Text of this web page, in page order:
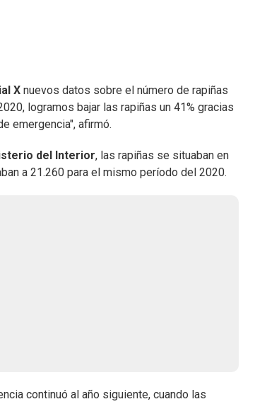
X nuevos datos sobre el número de rapiñas
logramos bajar las rapiñas un 41% gracias
emergencia", afirmó.
del Interior, las rapiñas se situaban en
a 21.260 para el mismo período del 2020.
continuó al año siguiente, cuando las